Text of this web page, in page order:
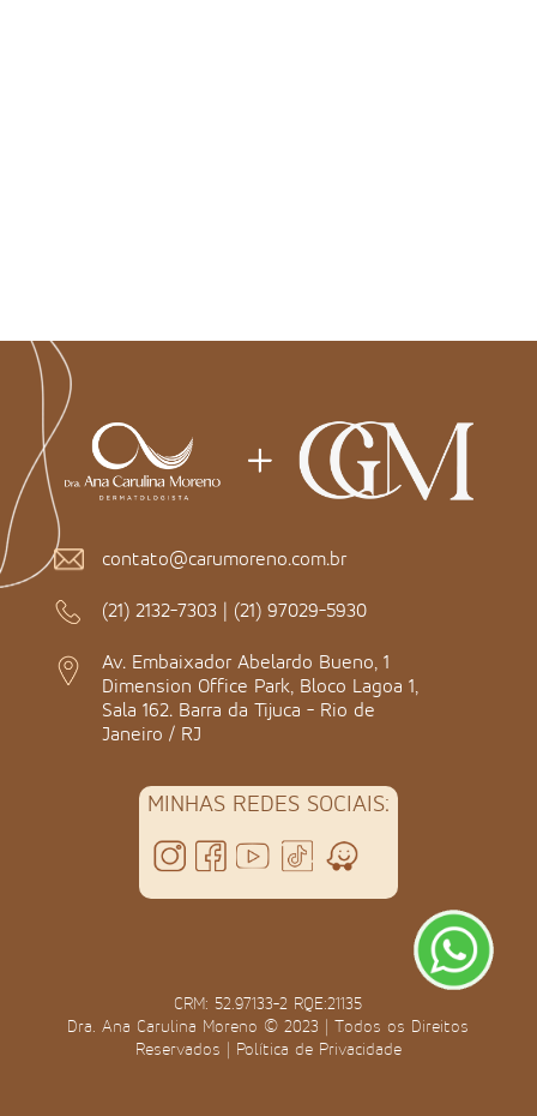
contato@carumoreno.com.br
(21) 2132-7303 | (21) 97029-5930
Av. Embaixador Abelardo Bueno, 1
Dimension Office Park, Bloco Lagoa 1,
Sala 162. Barra da Tijuca - Rio de
Janeiro / RJ
MINHAS REDES SOCIAIS:
CRM: 52.97133-2 RQE:21135
Dra. Ana Carulina Moreno © 2023 | Todos os Direitos
Reservados | Política de Privacidade